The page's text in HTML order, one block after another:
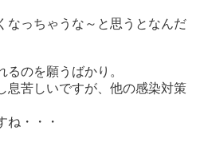
なっちゃうな～と思うとなんだ
のを願うばかり。
息苦しいですが、他の感染対策
ね・・・